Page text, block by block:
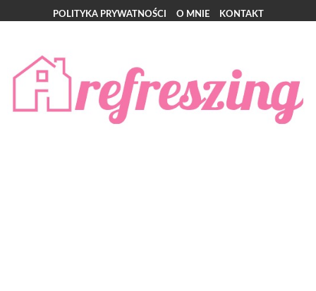
POLITYKA PRYWATNOŚCI O MNIE KONTAKT